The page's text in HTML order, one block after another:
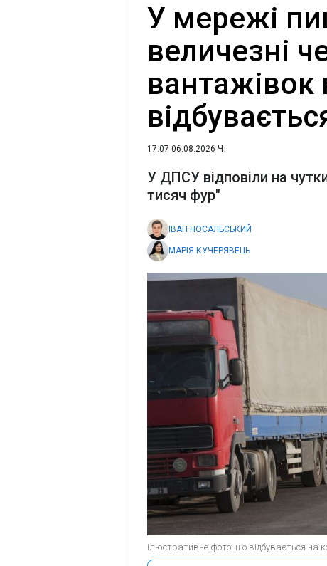
У мережі
величезні
вантажівок
17:07 06.08.2026 Чт
У ДПСУ відповіли на
тисяч фур"
ІВАН НОСАЛЬСЬКИЙ
МАРІЯ КУЧЕРЯВЕЦЬ
Ілюстративне фото: що відбувається на